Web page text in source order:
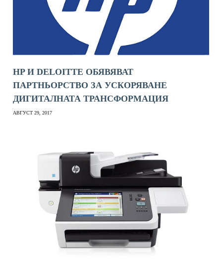
HP И DELOITTE ОБЯВЯВАТ
ПАРТНЬОРСТВО ЗА УСКОРЯВАНЕ
ДИГИТАЛНАТА ТРАНСФОРМАЦИЯ
АВГУСТ 29, 2017